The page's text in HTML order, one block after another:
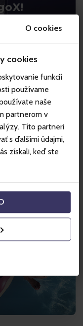
O cookies
cookies
funkcií
používame
naše
partnerom v
Títo partneri
s ďalšími údajmi,
získali, keď ste
APP
Bilde